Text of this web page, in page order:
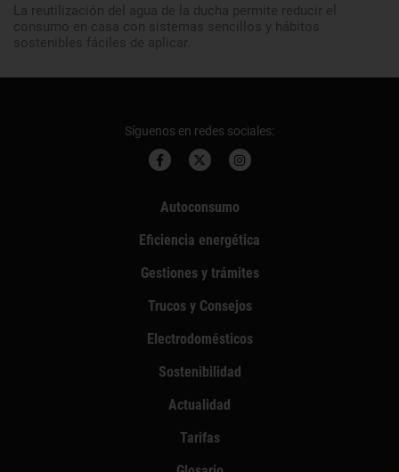
La reutilización del agua de la ducha permite reducir el
consumo en casa con sistemas sencillos y hábitos
sostenibles fáciles de aplicar.
Síguenos en redes sociales:
Autoconsumo
Eficiencia energética
Gestiones y trámites
Trucos y Consejos
Electrodomésticos
Sostenibilidad
Actualidad
Tarifas